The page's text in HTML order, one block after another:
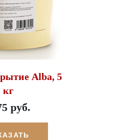
Alba, 5
кг
руб.